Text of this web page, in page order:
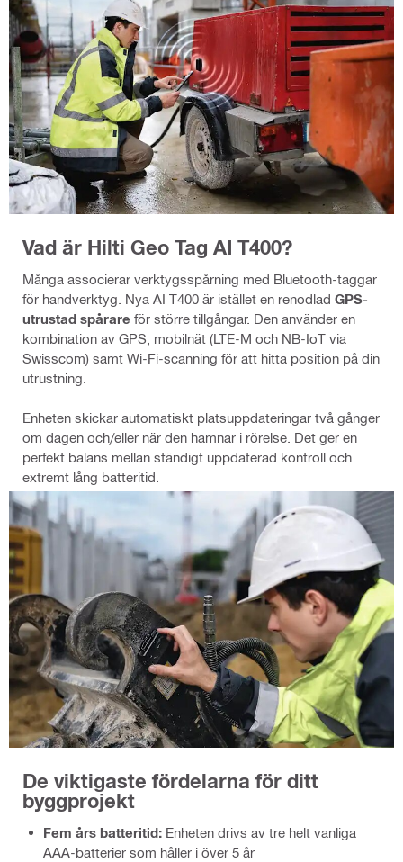
Vad är Hilti Geo Tag AI T400?
Många associerar verktygsspårning med Bluetooth-taggar
för handverktyg. Nya AI T400 är istället en renodlad GPS-
utrustad spårare för större tillgångar. Den använder en
kombination av GPS, mobilnät (LTE-M och NB-IoT via
Swisscom) samt Wi-Fi-scanning för att hitta position på din
utrustning.
Enheten skickar automatiskt platsuppdateringar två gånger
om dagen och/eller när den hamnar i rörelse. Det ger en
perfekt balans mellan ständigt uppdaterad kontroll och
extremt lång batteritid.
De viktigaste fördelarna för ditt
byggprojekt
Fem års batteritid: Enheten drivs av tre helt vanliga
AAA-batterier som håller i över 5 år